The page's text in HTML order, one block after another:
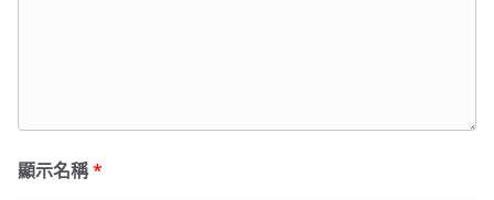
顯示名稱*